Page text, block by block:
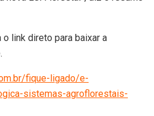
o link direto para baixar a
fique-ligado/e-
sistemas-agroflorestais-